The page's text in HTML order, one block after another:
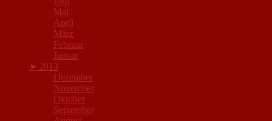
Mai
April
März
Februar
Januar
► 2013
Dezember
November
Oktober
September